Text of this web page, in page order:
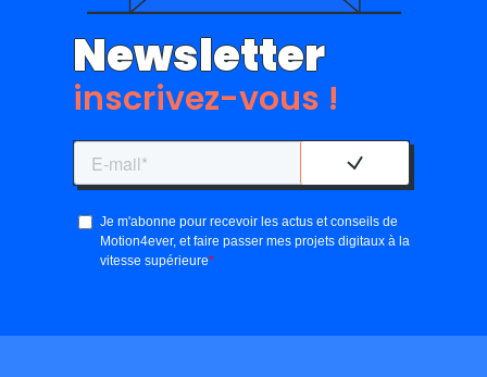
Newsletter
inscrivez-vous !